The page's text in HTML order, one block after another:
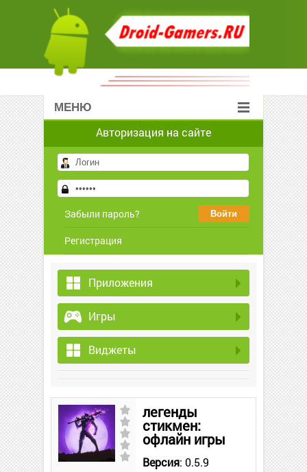
МЕНЮ
Авторизация на сайте
Забыли пароль?
Регистрация
Приложения
Игры
Виджеты
легенды
стикмен:
офлайн игры
Версия: 0.5.9